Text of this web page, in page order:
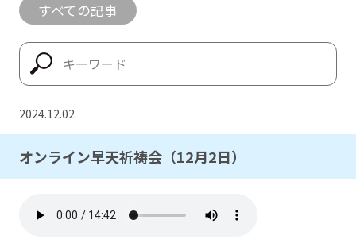
すべての記事
2024.12.02
オンライン早天祈祷会（12月2日）